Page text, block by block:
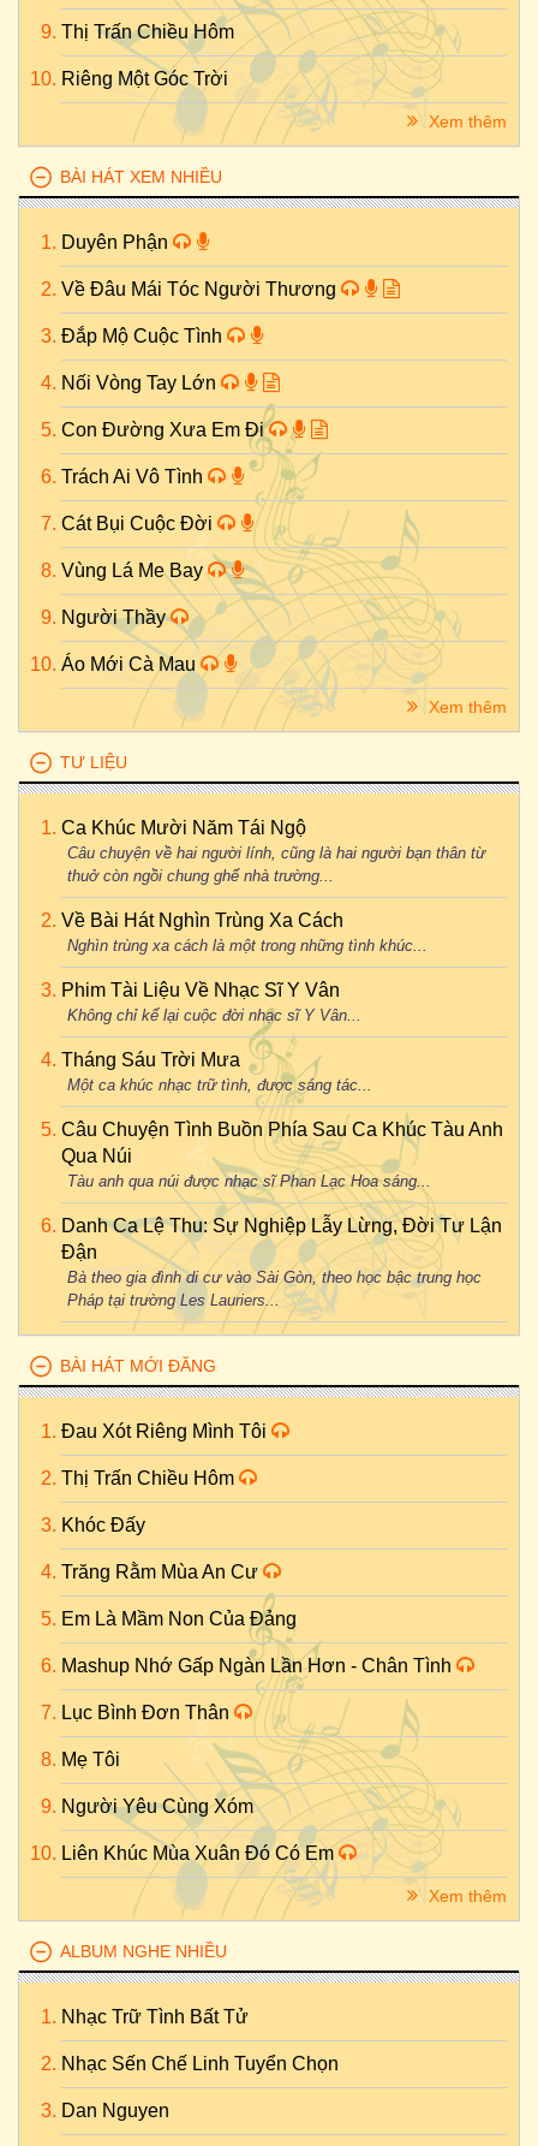
Thị Trấn Chiều Hôm
Riêng Một Góc Trời
Xem thêm
BÀI HÁT XEM NHIỀU
Duyên Phận
Về Đâu Mái Tóc Người Thương
Đắp Mộ Cuộc Tình
Nối Vòng Tay Lớn
Con Đường Xưa Em Đi
Trách Ai Vô Tình
Cát Bụi Cuộc Đời
Vùng Lá Me Bay
Người Thầy
Áo Mới Cà Mau
Xem thêm
TƯ LIỆU
Ca Khúc Mười Năm Tái Ngộ
Câu chuyện về hai người lính, cũng là hai người bạn thân từ
thuở còn ngồi chung ghế nhà trường...
Về Bài Hát Nghìn Trùng Xa Cách
Nghìn trùng xa cách là một trong những tình khúc...
Phim Tài Liệu Về Nhạc Sĩ Y Vân
Không chỉ kể lại cuộc đời nhạc sĩ Y Vân...
Tháng Sáu Trời Mưa
Một ca khúc nhạc trữ tình, được sáng tác...
Câu Chuyện Tình Buồn Phía Sau Ca Khúc Tàu Anh
Qua Núi
Tàu anh qua núi được nhạc sĩ Phan Lạc Hoa sáng...
Danh Ca Lệ Thu: Sự Nghiệp Lẫy Lừng, Đời Tư Lận
Đận
Bà theo gia đình di cư vào Sài Gòn, theo học bậc trung học
Pháp tại trường Les Lauriers...
BÀI HÁT MỚI ĐĂNG
Đau Xót Riêng Mình Tôi
Thị Trấn Chiều Hôm
Khóc Đấy
Trăng Rằm Mùa An Cư
Em Là Mầm Non Của Đảng
Mashup Nhớ Gấp Ngàn Lần Hơn - Chân Tình
Lục Bình Đơn Thân
Mẹ Tôi
Người Yêu Cùng Xóm
Liên Khúc Mùa Xuân Đó Có Em
Xem thêm
ALBUM NGHE NHIỀU
Nhạc Trữ Tình Bất Tử
Nhạc Sến Chế Linh Tuyển Chọn
Dan Nguyen